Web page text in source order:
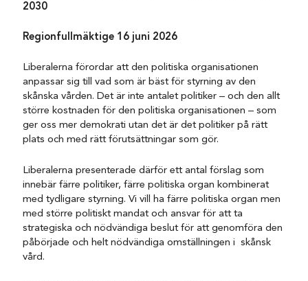
2030
Regionfullmäktige 16 juni 2026
Liberalerna förordar att den politiska organisationen
anpassar sig till vad som är bäst för styrning av den
skånska vården. Det är inte antalet politiker – och den allt
större kostnaden för den politiska organisationen – som
ger oss mer demokrati utan det är det politiker på rätt
plats och med rätt förutsättningar som gör.
Liberalerna presenterade därför ett antal förslag som
innebär färre politiker, färre politiska organ kombinerat
med tydligare styrning. Vi vill ha färre politiska organ men
med större politiskt mandat och ansvar för att ta
strategiska och nödvändiga beslut för att genomföra den
påbörjade och helt nödvändiga omställningen i skånsk
vård.